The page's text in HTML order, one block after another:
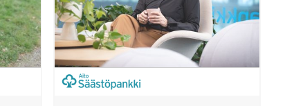
vuoropuhelua pohjoismaisten ja
globaalien näkökulmien välillä.